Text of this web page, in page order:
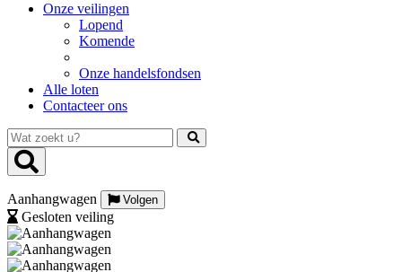
Onze veilingen
Lopend
Komende
Onze handelsfondsen
Alle loten
Contacteer ons
Wat
zoekt
u?
Aanhangwagen Volgen
Gesloten veiling